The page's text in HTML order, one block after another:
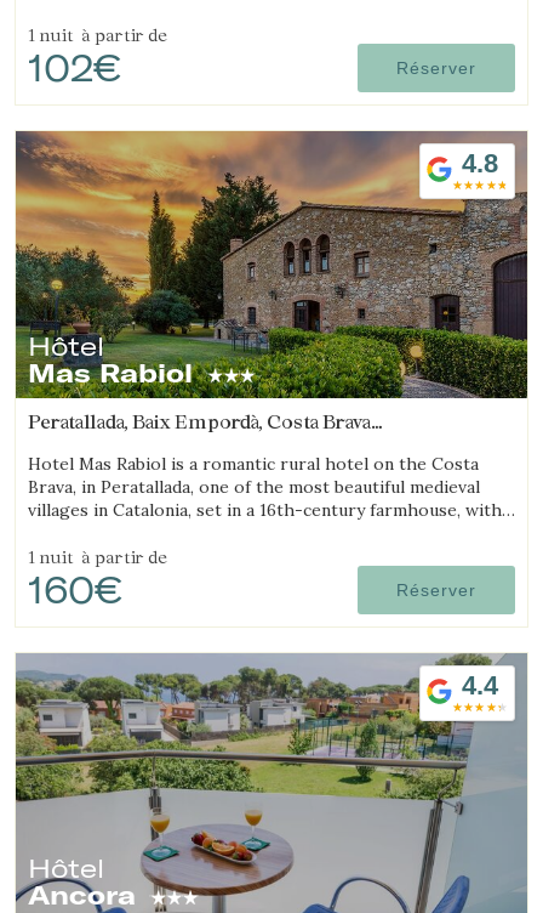
1 nuit à partir de
102€ Réserver
4.8
Hôtel
Mas Rabiol
Peratallada, Baix Empordà, Costa Brava
Hotel Mas Rabiol is a romantic rural hotel on the Costa
Brava, in Peratallada, one of the most beautiful medieval
villages in Catalonia, set in a 16th-century farmhouse, with
1 nuit à partir de
160€ Réserver
4.4
Hôtel
Ancora